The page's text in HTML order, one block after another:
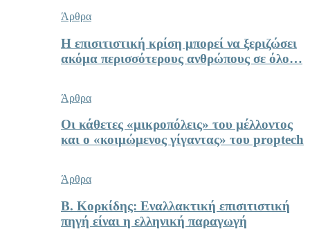
Άρθρα
Η επισιτιστική κρίση μπορεί να ξεριζώσει
ακόμα περισσότερους ανθρώπους σε όλο…
Άρθρα
Οι κάθετες «μικροπόλεις» του μέλλοντος
και ο «κοιμώμενος γίγαντας» του proptech
Άρθρα
Β. Κορκίδης: Εναλλακτική επισιτιστική
πηγή είναι η ελληνική παραγωγή